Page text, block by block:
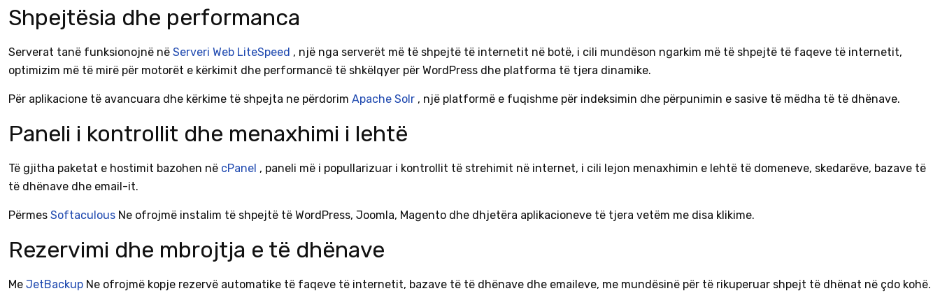
Shpejtësia dhe performanca
Serverat tanë funksionojnë në Serveri Web LiteSpeed , një nga serverët më të shpejtë të internetit në botë, i cili mundëson ngarkim më të shpejtë të faqeve të internetit,
optimizim më të mirë për motorët e kërkimit dhe performancë të shkëlqyer për WordPress dhe platforma të tjera dinamike.
Për aplikacione të avancuara dhe kërkime të shpejta ne përdorim Apache Solr , një platformë e fuqishme për indeksimin dhe përpunimin e sasive të mëdha të të dhënave.
Paneli i kontrollit dhe menaxhimi i lehtë
Të gjitha paketat e hostimit bazohen në cPanel , paneli më i popullarizuar i kontrollit të strehimit në internet, i cili lejon menaxhimin e lehtë të domeneve, skedarëve, bazave të
të dhënave dhe email-it.
Përmes Softaculous Ne ofrojmë instalim të shpejtë të WordPress, Joomla, Magento dhe dhjetëra aplikacioneve të tjera vetëm me disa klikime.
Rezervimi dhe mbrojtja e të dhënave
Me JetBackup Ne ofrojmë kopje rezervë automatike të faqeve të internetit, bazave të të dhënave dhe emaileve, me mundësinë për të rikuperuar shpejt të dhënat në çdo kohë.